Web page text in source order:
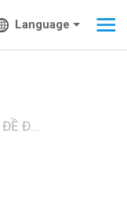
Language
CHUYÊN ĐỀ ĐẶC BIỆT] PHẦN CUỐI | CHẠM TRẦN LƯƠNG